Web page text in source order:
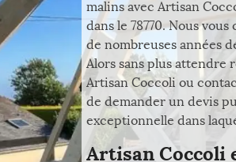
malins avec Artisan
dans le 78770. Nous
de nombreuses années
Alors sans plus attendre
Artisan Coccoli ou
de demander un devis
exceptionnelle dans
Artisan Coccoli